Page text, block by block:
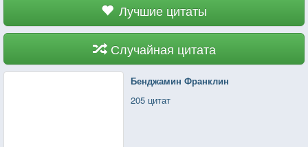
Лучшие цитаты
Случайная цитата
Бенджамин Франклин
205 цитат